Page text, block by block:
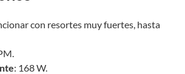
con resortes muy fuertes, hasta
: 168 W.